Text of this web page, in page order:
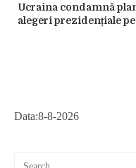
Ucraina condamnă
alegeri prezidențiale
Data:8-8-2026